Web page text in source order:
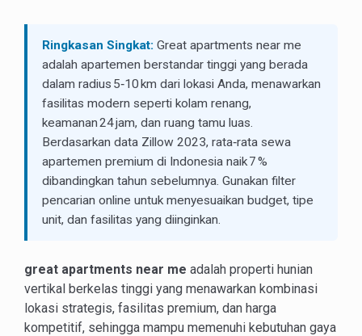
Ringkasan Singkat: Great apartments near me
adalah apartemen berstandar tinggi yang berada
dalam radius 5‑10 km dari lokasi Anda, menawarkan
fasilitas modern seperti kolam renang,
keamanan 24 jam, dan ruang tamu luas.
Berdasarkan data Zillow 2023, rata‑rata sewa
apartemen premium di Indonesia naik 7 %
dibandingkan tahun sebelumnya. Gunakan filter
pencarian online untuk menyesuaikan budget, tipe
unit, dan fasilitas yang diinginkan.
great apartments near me adalah properti hunian
vertikal berkelas tinggi yang menawarkan kombinasi
lokasi strategis, fasilitas premium, dan harga
kompetitif, sehingga mampu memenuhi kebutuhan gaya